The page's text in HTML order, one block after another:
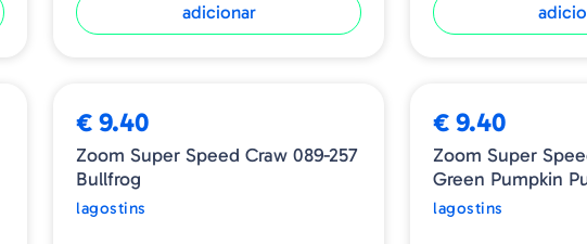
adicionar
€ 9.40
Zoom Super Speed Craw 089-257
Bullfrog
lagostins
€ 9.40
Zoom Super
Green Pumpkin
lagostins